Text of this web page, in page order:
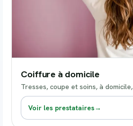
Coiffure à domicile
Tresses, coupe et soins, à
Voir les prestataires→